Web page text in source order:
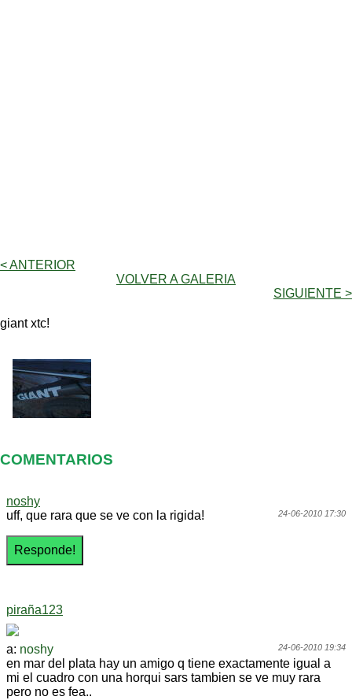
< ANTERIOR
VOLVER A GALERIA
SIGUIENTE >
giant xtc!
COMENTARIOS
noshy
24-06-2010 17:30
uff, que rara que se ve con la rigida!
piraña123
24-06-2010 19:34
a: noshy
en mar del plata hay un amigo q tiene exactamente igual a
mi el cuadro con una horqui sars tambien se ve muy rara
pero no es fea..